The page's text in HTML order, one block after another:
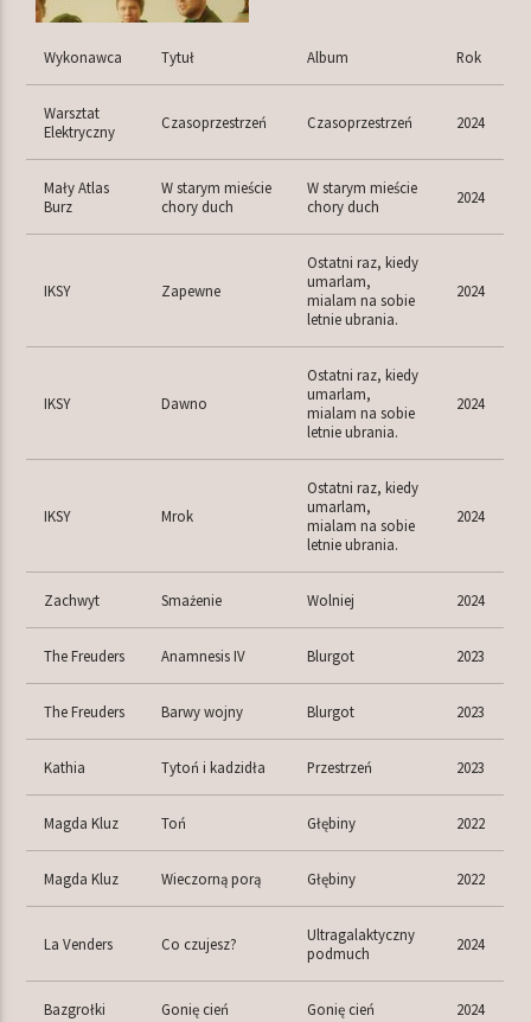
EXTRA ORBIT
Wykonawca Tytuł Album Rok
Warsztat
Elektryczny
Czasoprzestrzeń Czasoprzestrzeń 2024
Mały Atlas
Burz
W starym mieście
chory duch
W starym mieście
chory duch
2024
IKSY Zapewne
Ostatni raz, kiedy
umarlam,
mialam na sobie
letnie ubrania.
2024
IKSY Dawno
Ostatni raz, kiedy
umarlam,
mialam na sobie
letnie ubrania.
2024
IKSY Mrok
Ostatni raz, kiedy
umarlam,
mialam na sobie
letnie ubrania.
2024
Zachwyt Smażenie Wolniej 2024
The Freuders Anamnesis IV Blurgot 2023
The Freuders Barwy wojny Blurgot 2023
Kathia Tytoń i kadzidła Przestrzeń 2023
Magda Kluz Toń Głębiny 2022
Magda Kluz Wieczorną porą Głębiny 2022
La Venders Co czujesz?
Ultragalaktyczny
podmuch
2024
Bazgrołki Gonię cień Gonię cień 2024